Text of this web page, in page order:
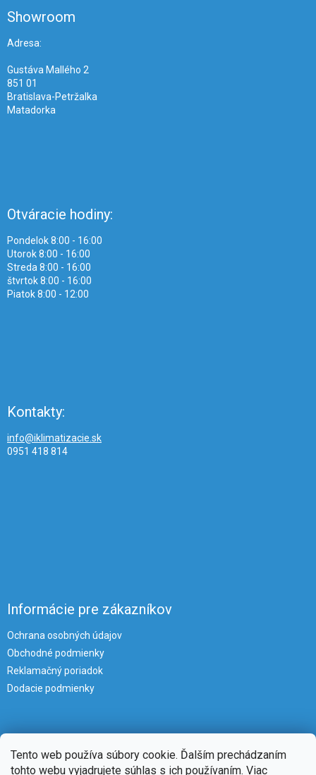
Tento web používa súbory cookie. Ďalším prechádzaním
tohto webu vyjadrujete súhlas s ich používaním. Viac
Showroom
Adresa:
Gustáva Mallého 2
851 01
Bratislava-Petržalka
Matadorka
Otváracie hodiny:
Pondelok 8:00 - 16:00
Utorok 8:00 - 16:00
Streda 8:00 - 16:00
štvrtok 8:00 - 16:00
Piatok 8:00 - 12:00
Kontakty:
info@iklimatizacie.sk
0951 418 814
Informácie pre zákazníkov
Ochrana osobných údajov
Obchodné podmienky
Reklamačný poriadok
Dodacie podmienky